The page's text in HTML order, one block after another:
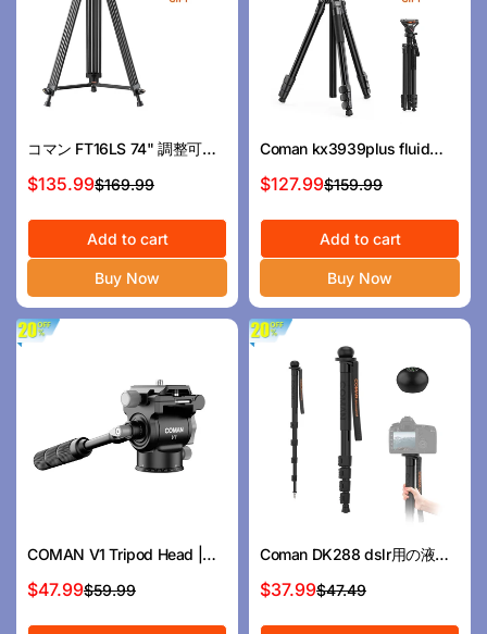
コマン FT16LS 74" 調整可能
な流体ヘッドを備えた頑丈な
カメラ三脚
セ
ー
ス
プ
ラ
イ
$135.99
通
常
格
$169.99
Add to cart
Buy Now
Coman kx3939plus fluid
head tripod for dslr、dji
rs2/rs3/rs4、manfrotto
セ
ー
ス
プ
ラ
イ
$127.99
通
常
格
$159.99
Add to cart
Buy Now
COMAN V1 Tripod Head |
Mini Camera Gimbal, Smooth
Motion
セ
ー
$47.99
通
常
$59.99
Coman DK288 dslr用の液体
ヘッド付きアルミニウムトレ
ッキングポールモノポッド
セ
ー
$37.99
通
常
$47.49